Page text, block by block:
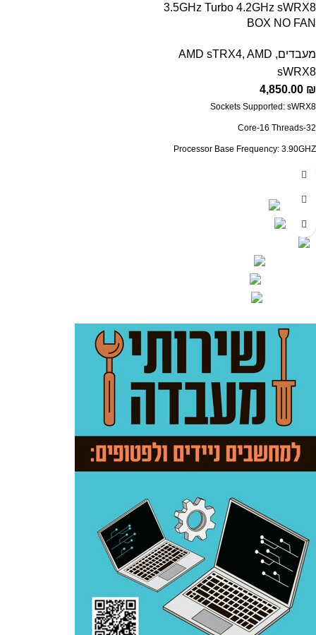
PCI Express Version: PCIe 4.0
Package: sTRX4
Thermal Solution (PIB): Not included
3.5GHz Turbo 4.2GHz sWRX8
BOX NO FAN
מעבדים,
AMD sTRX4, AMD
sWRX8
4,850.00 ₪
Sockets Supported: sWRX8
Core-16 Threads-32
Processor Base Frequency: 3.90GHZ
Max Turbo Frequency: 4.50GHZ
Configurable TDP-down: 280W
PCI Express Version: PCIe 4.0
Package: sTRX4
Thermal Solution (PIB): Not included